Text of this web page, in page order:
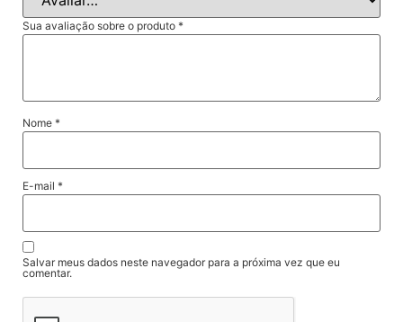
Sua avaliação sobre o produto *
Nome *
E-mail *
Salvar meus dados neste navegador para a próxima vez que eu
comentar.